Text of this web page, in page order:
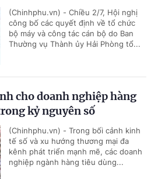
(Chinhphu.vn) - Chiều 2/7, Hội nghị
công bố các quyết định về tổ chức
bộ máy và công tác cán bộ do Ban
Thường vụ Thành ủy Hải Phòng tổ...
cho doanh nghiệp hàng
kỷ nguyên số
(Chinhphu.vn) - Trong bối cảnh kinh
tế số và xu hướng thương mại đa
kênh phát triển mạnh mẽ, các doanh
nghiệp ngành hàng tiêu dùng...